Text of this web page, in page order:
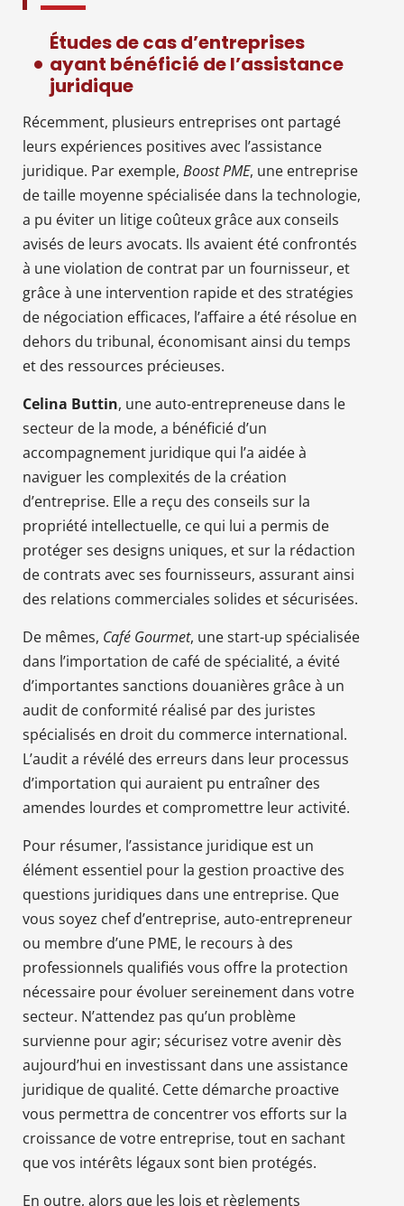
Études de cas d’entreprises
ayant bénéficié de l’assistance
juridique
Récemment, plusieurs entreprises ont partagé
leurs expériences positives avec l’assistance
juridique. Par exemple, Boost PME, une entreprise
de taille moyenne spécialisée dans la technologie,
a pu éviter un litige coûteux grâce aux conseils
avisés de leurs avocats. Ils avaient été confrontés
à une violation de contrat par un fournisseur, et
grâce à une intervention rapide et des stratégies
de négociation efficaces, l’affaire a été résolue en
dehors du tribunal, économisant ainsi du temps
et des ressources précieuses.
Celina Buttin, une auto-entrepreneuse dans le
secteur de la mode, a bénéficié d’un
accompagnement juridique qui l’a aidée à
naviguer les complexités de la création
d’entreprise. Elle a reçu des conseils sur la
propriété intellectuelle, ce qui lui a permis de
protéger ses designs uniques, et sur la rédaction
de contrats avec ses fournisseurs, assurant ainsi
des relations commerciales solides et sécurisées.
De mêmes, Café Gourmet, une start-up spécialisée
dans l’importation de café de spécialité, a évité
d’importantes sanctions douanières grâce à un
audit de conformité réalisé par des juristes
spécialisés en droit du commerce international.
L’audit a révélé des erreurs dans leur processus
d’importation qui auraient pu entraîner des
amendes lourdes et compromettre leur activité.
Pour résumer, l’assistance juridique est un
élément essentiel pour la gestion proactive des
questions juridiques dans une entreprise. Que
vous soyez chef d’entreprise, auto-entrepreneur
ou membre d’une PME, le recours à des
professionnels qualifiés vous offre la protection
nécessaire pour évoluer sereinement dans votre
secteur. N’attendez pas qu’un problème
survienne pour agir; sécurisez votre avenir dès
aujourd’hui en investissant dans une assistance
juridique de qualité. Cette démarche proactive
vous permettra de concentrer vos efforts sur la
croissance de votre entreprise, tout en sachant
que vos intérêts légaux sont bien protégés.
En outre, alors que les lois et règlements